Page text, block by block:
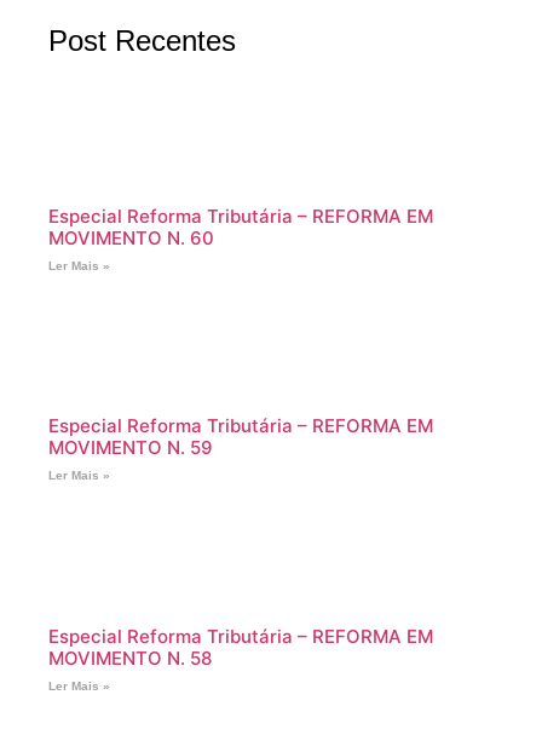
Post Recentes
Especial Reforma Tributária – REFORMA EM
MOVIMENTO N. 60
Ler Mais »
Especial Reforma Tributária – REFORMA EM
MOVIMENTO N. 59
Ler Mais »
Especial Reforma Tributária – REFORMA EM
MOVIMENTO N. 58
Ler Mais »